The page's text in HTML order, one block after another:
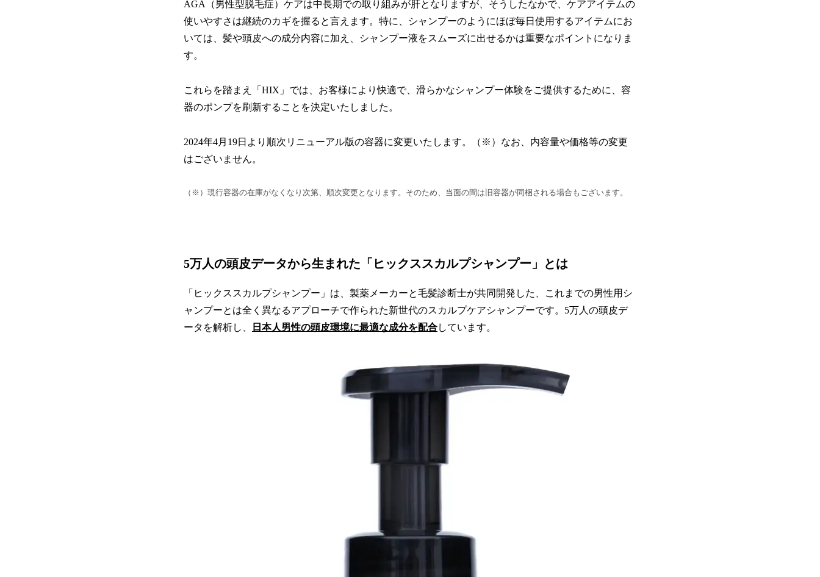
AGA（男性型脱毛症）ケアは中長期での取り組みが肝となりますが、そうしたなかで、ケアアイテムの
使いやすさは継続のカギを握ると言えます。特に、シャンプーのようにほぼ毎日使用するアイテムにお
いては、髪や頭皮への成分内容に加え、シャンプー液をスムーズに出せるかは重要なポイントになりま
す。
これらを踏まえ「HIX」では、お客様により快適で、滑らかなシャンプー体験をご提供するために、容
器のポンプを刷新することを決定いたしました。
2024年4月19日より順次リニューアル版の容器に変更いたします。（※）なお、内容量や価格等の変更
はございません。
（※）現行容器の在庫がなくなり次第、順次変更となります。そのため、当面の間は旧容器が同梱される場合もございます。
5万人の頭皮データから生まれた「ヒックススカルプシャンプー」とは
「ヒックススカルプシャンプー」は、製薬メーカーと毛髪診断士が共同開発した、これまでの男性用シ
ャンプーとは全く異なるアプローチで作られた新世代のスカルプケアシャンプーです。5万人の頭皮デ
ータを解析し、
日本人男性の頭皮環境に最適な成分を配合しています。